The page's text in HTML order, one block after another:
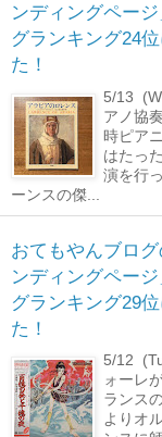
ンディングペー
グランキング24
た！
5/13
アノ協
時ピア
はたっ
演を行
ーンスの傑...
おてもやんブロ
ンディングペー
グランキング29
た！
5/12
ォーレ
ランス
よりオ